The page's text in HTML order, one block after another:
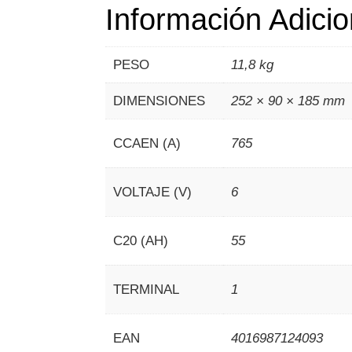
Información
PESO 11,8 kg
DIMENSIONES 252 × 90 × 185 mm
CCAEN (A) 765
VOLTAJE (V) 6
C20 (AH) 55
TERMINAL 1
EAN 4016987124093